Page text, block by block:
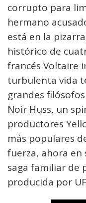
corrupto para
hermano
está en la
histórico de
francés Voltaire
turbulenta vida
grandes
Noir Huss, un
productores
más populares
fuerza, ahora en
saga familiar de
producida por